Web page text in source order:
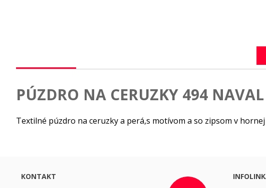
PÚZDRO NA CERUZKY 494
Textilné púzdro na ceruzky a perá,s motívom a so zipsom v hornej
KONTAKT